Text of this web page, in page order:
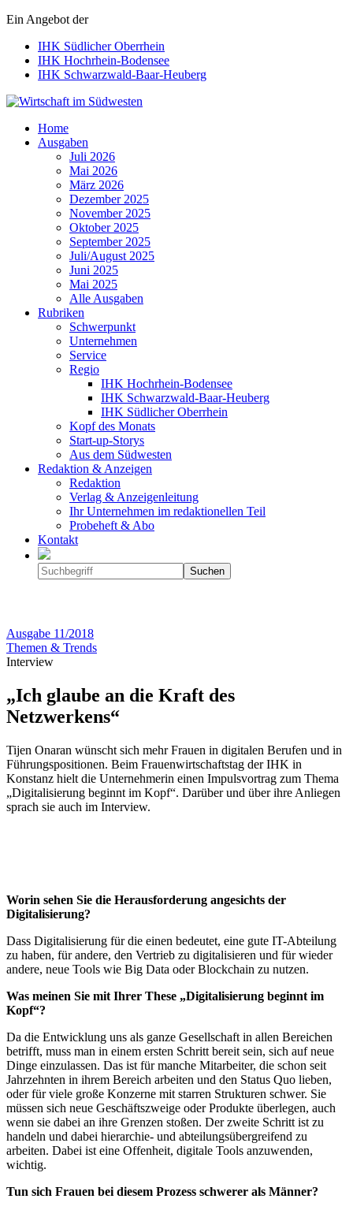
Ein Angebot der
IHK Südlicher Oberrhein
IHK Hochrhein-Bodensee
IHK Schwarzwald-Baar-Heuberg
Wirtschaft im Südwesten
Home
Ausgaben
Juli 2026
Mai 2026
März 2026
Dezember 2025
November 2025
Oktober 2025
September 2025
Juli/August 2025
Juni 2025
Mai 2025
Alle Ausgaben
Rubriken
Schwerpunkt
Unternehmen
Service
Regio
IHK Hochrhein-Bodensee
IHK Schwarzwald-Baar-Heuberg
IHK Südlicher Oberrhein
Kopf des Monats
Start-up-Storys
Aus dem Südwesten
Redaktion & Anzeigen
Redaktion
Verlag & Anzeigenleitung
Ihr Unternehmen im redaktionellen Teil
Probeheft & Abo
Kontakt
Ausgabe 11/2018
Themen & Trends
Interview
„Ich glaube an die Kraft des
Netzwerkens“
Tijen Onaran wünscht sich mehr Frauen in digitalen Berufen und in
Führungspositionen. Beim Frauenwirtschaftstag der IHK in
Konstanz hielt die Unternehmerin einen Impulsvortrag zum Thema
„Digitalisierung beginnt im Kopf“. Darüber und über ihre Anliegen
sprach sie auch im Interview.
Worin sehen Sie die Herausforderung angesichts der
Digitalisierung?
Dass Digitalisierung für die einen bedeutet, eine gute IT-Abteilung
zu haben, für andere, den Vertrieb zu digitalisieren und für wieder
andere, neue Tools wie Big Data oder Blockchain zu nutzen.
Was meinen Sie mit Ihrer These „Digitalisierung beginnt im
Kopf“?
Da die Entwicklung uns als ganze Gesellschaft in allen Bereichen
betrifft, muss man in einem ersten Schritt bereit sein, sich auf neue
Dinge einzulassen. Das ist für manche Mitarbeiter, die schon seit
Jahrzehnten in ihrem Bereich arbeiten und den Status Quo lieben,
oder für viele große Konzerne mit starren Strukturen schwer. Sie
müssen sich neue Geschäftszweige oder Produkte überlegen, auch
wenn sie dabei an ihre Grenzen stoßen. Der zweite Schritt ist zu
handeln und dabei hierarchie- und abteilungsübergreifend zu
arbeiten. Dabei ist eine Offenheit, digitale Tools anzuwenden,
wichtig.
Tun sich Frauen bei diesem Prozess schwerer als Männer?